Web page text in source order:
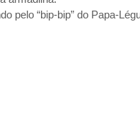
pelo “bip-bip” do Papa-